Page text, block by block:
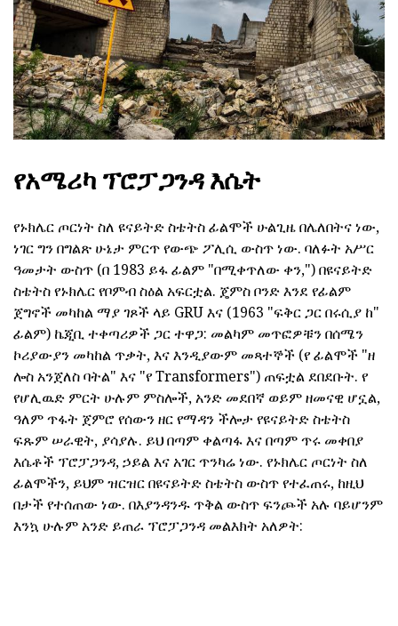
የአሜሪካ ፕሮፓጋንዳ እሴት
የኑክሌር ጦርነት ስለ ዩናይትድ ስቴትስ ፊልሞች ሁልጊዜ በሌለበትና ነው,
ነገር ግን በግልጽ ሁኔታ ምርጥ የውጭ ፖሊሲ ውስጥ ነው. ባለፉት አሥር
ዓመታት ውስጥ (በ 1983 ይፋ ፊልም "በሚቀጥለው ቀን,") በዩናይትድ
ስቴትስ የኑክሌር የቦምብ ስዕል አፍርቷል. ጄምስ ቦንድ እንደ የፊልም
ጀግኖች መካከል ማያ ገጾች ላይ GRU እና (1963 "ፍቅር ጋር በሩሲያ ከ"
ፊልም) ኬጂቢ ተቀጣሪዎች ጋር ተዋጋ: መልካም መጥፎዎቹን በሰሜን
ኮሪያውያን መካከል ጥቃት, እና እንዲያውም መጻተኞች (የ ፊልሞች "ዘ
ሎስ አንጀለስ ባትል" እና "የ Transformers") ጠፍቷል ደበደቡት. የ
የሆሊዉድ ምርት ሁሉም ምስሎች, አንድ መደበኛ ወይም ዘመናዊ ሆኗል,
ዓለም ጥፋት ጀምሮ የሰውን ዘር የማዳን ችሎታ የዩናይትድ ስቴትስ
ፍጹም ሠራዊት, ያሳያሉ. ይህ በጣም ቀልጣፋ እና በጣም ጥሩ መቀበያ
እሴቶች ፕሮፓጋንዳ, ኃይል እና አገር ጥንካሬ ነው. የኑክሌር ጦርነት ስለ
ፊልሞችን, ይህም ዝርዝር በዩናይትድ ስቴትስ ውስጥ የተፈጠሩ, ከዚህ
በታች የተሰጠው ነው. በእያንዳንዱ ጥቅል ውስጥ ፍንጮች አሉ ባይሆንም
እንኳ ሁሉም አንድ ይጠራ ፕሮፓጋንዳ መልእክት አለዎት: